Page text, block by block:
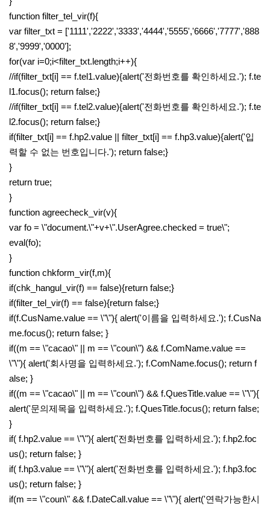
function filter_tel_vir(f){
var filter_txt = ['1111','2222','3333','4444','5555','6666','7777','888
8','9999','0000'];
for(var i=0;i<filter_txt.length;i++){
//if(filter_txt[i] == f.tel1.value){alert('전화번호를 확인하세요.'); f.te
l1.focus(); return false;}
//if(filter_txt[i] == f.tel2.value){alert('전화번호를 확인하세요.'); f.te
l2.focus(); return false;}
if(filter_txt[i] == f.hp2.value || filter_txt[i] == f.hp3.value){alert('입
력할 수 없는 번호입니다.'); return false;}
}
return true;
}
function agreecheck_vir(v){
var fo = \"document.\"+v+\".UserAgree.checked = true\";
eval(fo);
}
function chkform_vir(f,m){
if(chk_hangul_vir(f) == false){return false;}
if(filter_tel_vir(f) == false){return false;}
if(f.CusName.value == \"\"){ alert('이름을 입력하세요.'); f.CusNa
me.focus(); return false; }
if((m == \"cacao\" || m == \"coun\") && f.ComName.value ==
\"\"){ alert('회사명을 입력하세요.'); f.ComName.focus(); return f
alse; }
if((m == \"cacao\" || m == \"coun\") && f.QuesTitle.value == \"\"){
alert('문의제목을 입력하세요.'); f.QuesTitle.focus(); return false;
}
if( f.hp2.value == \"\"){ alert('전화번호를 입력하세요.'); f.hp2.foc
us(); return false; }
if( f.hp3.value == \"\"){ alert('전화번호를 입력하세요.'); f.hp3.foc
us(); return false; }
if(m == \"coun\" && f.DateCall.value == \"\"){ alert('연락가능한시